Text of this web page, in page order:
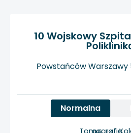
10 Wojskowy
Powstańców Warszawy
Normalna
Tomografia